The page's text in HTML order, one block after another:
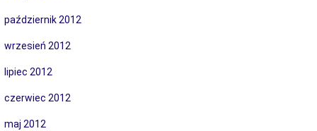
październik 2012
wrzesień 2012
lipiec 2012
czerwiec 2012
maj 2012